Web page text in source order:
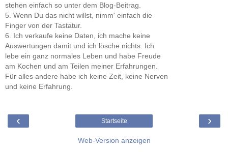
stehen einfach so unter dem Blog-Beitrag.
5. Wenn Du das nicht willst, nimm' einfach die
Finger von der Tastatur.
6. Ich verkaufe keine Daten, ich mache keine
Auswertungen damit und ich lösche nichts. Ich
lebe ein ganz normales Leben und habe Freude
am Kochen und am Teilen meiner Erfahrungen.
Für alles andere habe ich keine Zeit, keine Nerven
und keine Erfahrung.
‹ ›
Startseite
Web-Version anzeigen